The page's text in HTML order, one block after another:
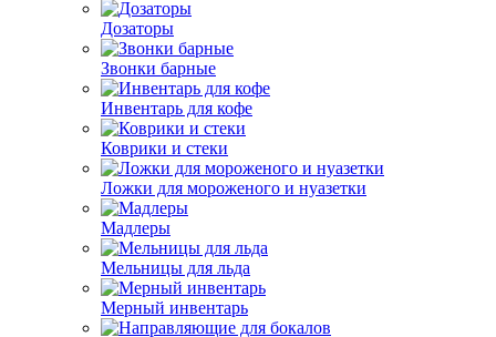
Дозаторы
Звонки барные
Инвентарь для кофе
Коврики и стеки
Ложки для мороженого и нуазетки
Мадлеры
Мельницы для льда
Мерный инвентарь